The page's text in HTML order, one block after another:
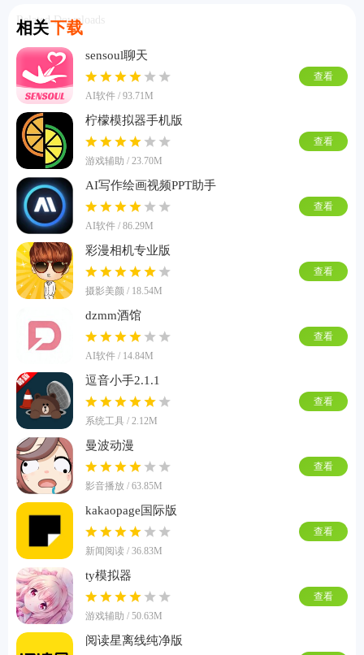
相关下载
Related Downloads
sensoul聊天
AI软件 / 93.71M
查看
柠檬模拟器手机版
游戏辅助 / 23.70M
查看
AI写作绘画视频PPT助手
AI软件 / 86.29M
查看
彩漫相机专业版
摄影美颜 / 18.54M
查看
dzmm酒馆
AI软件 / 14.84M
查看
逗音小手2.1.1
系统工具 / 2.12M
查看
曼波动漫
影音播放 / 63.85M
查看
kakaopage国际版
新闻阅读 / 36.83M
查看
ty模拟器
游戏辅助 / 50.63M
查看
阅读星离线纯净版